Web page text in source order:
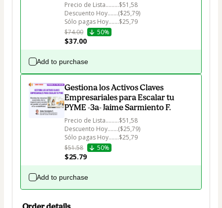
Precio de Lista.........$51,58
Descuento Hoy.......($25,79)
Sólo pagas Hoy.......$25,79
$74.00
50%
$37.00
Add to purchase
Gestiona los Activos Claves
Empresariales para Escalar tu
PYME -3a- Jaime Sarmiento F.
Precio de Lista.........$51,58
Descuento Hoy.......($25,79)
Sólo pagas Hoy.......$25,79
$51.58
50%
$25.79
Add to purchase